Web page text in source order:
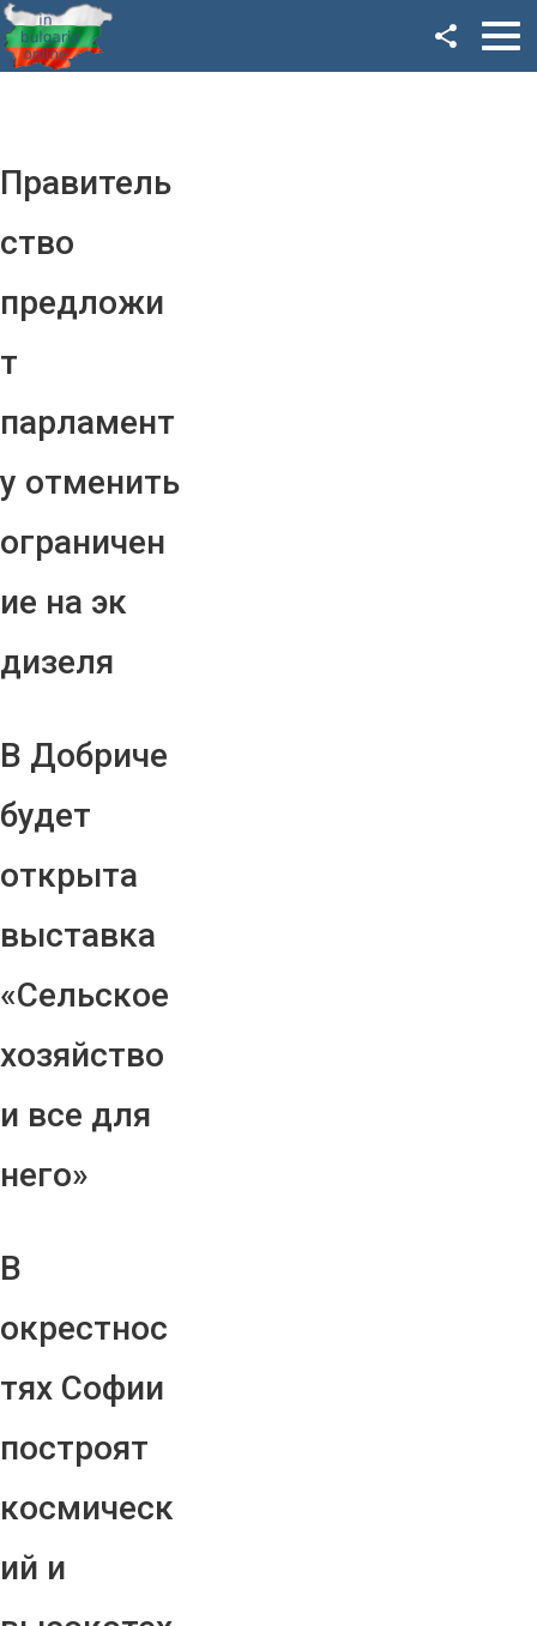
Правитель
ство
предложи
т
парламент
у отменить
ограничен
ие на эк
дизеля
В Добриче
будет
открыта
выставка
«Сельское
хозяйство
и все для
него»
В
окрестнос
тях Софии
построят
космическ
ий и